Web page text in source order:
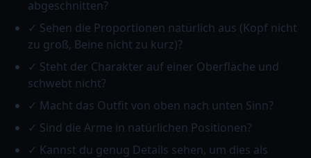
abgeschnitten?
✓ Sehen die Proportionen natürlich aus (Kopf nicht
zu groß, Beine nicht zu kurz)?
✓ Steht der Charakter auf einer Oberfläche und
schwebt nicht?
✓ Macht das Outfit von oben nach unten Sinn?
✓ Sind die Arme in natürlichen Positionen?
✓ Kannst du genug Details sehen, um dies als